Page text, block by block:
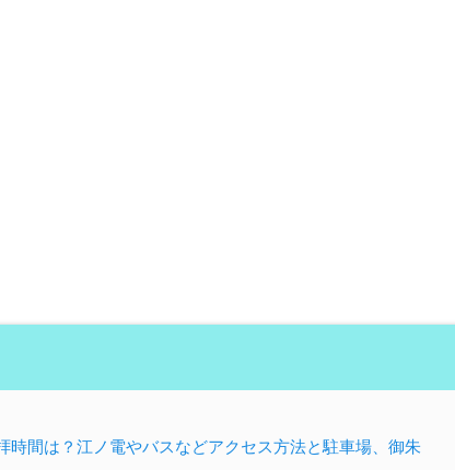
時間は？江ノ電やバスなどアクセス方法と駐車場、御朱